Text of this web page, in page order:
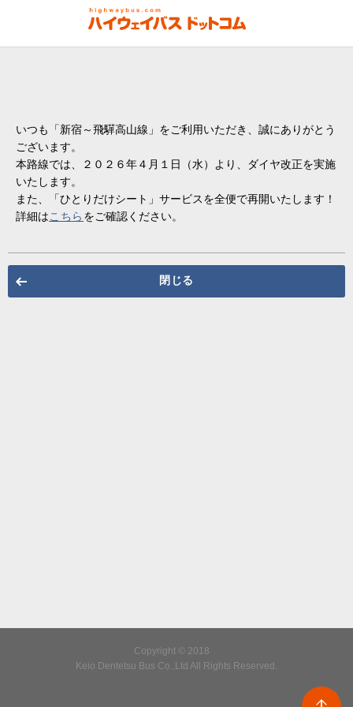
いつも「新宿～飛驒高山線」をご利用いただき、誠にありがとう
ございます。
本路線では、２０２６年４月１日（水）より、ダイヤ改正を実施
いたします。
また、「ひとりだけシート」サービスを全便で再開いたします！
詳細はこちら をご確認ください。
閉じる
Copyright © 2018
Keio Dentetsu Bus Co.,Ltd All Rights Reserved.